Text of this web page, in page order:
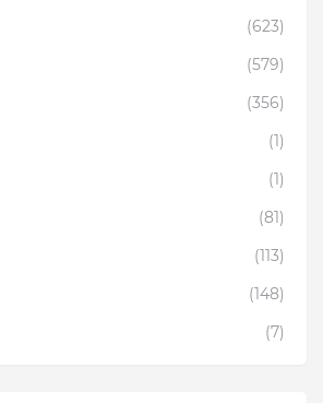
(623)
(579)
(356)
(1)
(1)
(81)
(113)
(148)
(7)